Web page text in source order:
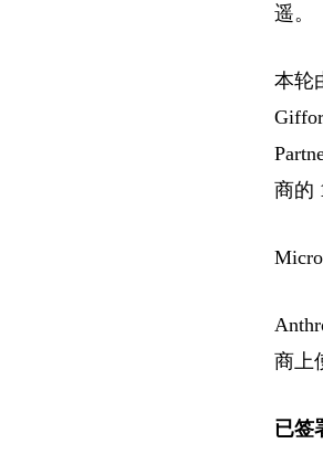
遥。
本轮
商的
商上
已签